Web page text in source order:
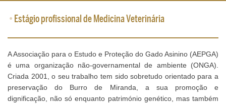
• Estágio profissional de Medicina Veterinária
A Associação para o Estudo e Proteção do Gado Asinino (AEPGA)
é uma organização não-governamental de ambiente (ONGA).
Criada 2001, o seu trabalho tem sido sobretudo orientado para a
preservação do Burro de Miranda, a sua promoção e
dignificação, não só enquanto património genético, mas também